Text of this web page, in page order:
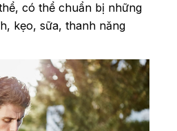
có thể chuẩn bị những
kẹo, sữa, thanh năng